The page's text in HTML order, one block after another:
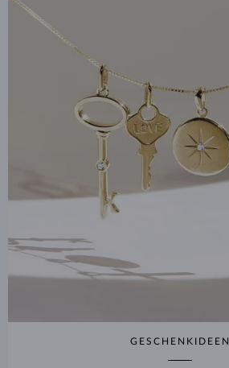
GESCHENKIDEEN